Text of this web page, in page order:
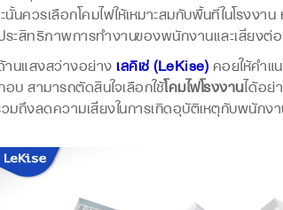
ควรเลือกโคมไฟให้เหมาะสมกับพื้นที่ในโรงงา
สิทธิภาพการทำงานของพนักงานและเสี่ยงต่
แสงสว่างอย่างเลคิเซ่ (LeKise)คอยให้คำแ
บ สามารถตัดสินใจเลือกใช้โคมไฟโรงงานได้อย่
มถึงลดความเสี่ยงในการเกิดอุบัติเหตุกับพนักง